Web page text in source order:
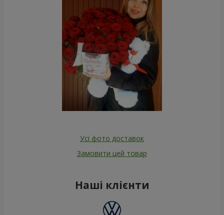
Усі фото доставок
Замовити цей товар
Наші клієнти